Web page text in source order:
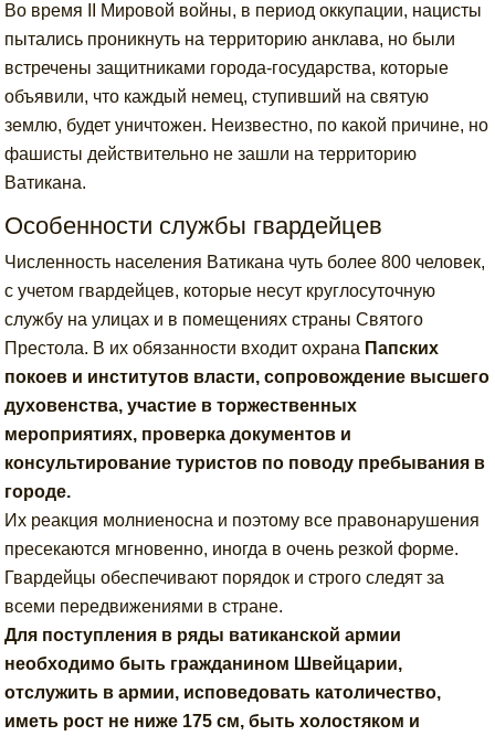
Во время II Мировой войны, в период оккупации, нацисты
пытались проникнуть на территорию анклава, но были
встречены защитниками города-государства, которые
объявили, что каждый немец, ступивший на святую
землю, будет уничтожен. Неизвестно, по какой причине, но
фашисты действительно не зашли на территорию
Ватикана.
Особенности службы гвардейцев
Численность населения Ватикана чуть более 800 человек,
с учетом гвардейцев, которые несут круглосуточную
службу на улицах и в помещениях страны Святого
Престола. В их обязанности входит охрана Папских
покоев и институтов власти, сопровождение высшего
духовенства, участие в торжественных
мероприятиях, проверка документов и
консультирование туристов по поводу пребывания в
городе.
Их реакция молниеносна и поэтому все правонарушения
пресекаются мгновенно, иногда в очень резкой форме.
Гвардейцы обеспечивают порядок и строго следят за
всеми передвижениями в стране.
Для поступления в ряды ватиканской армии
необходимо быть гражданином Швейцарии,
отслужить в армии, исповедовать католичество,
иметь рост не ниже 175 см, быть холостяком и